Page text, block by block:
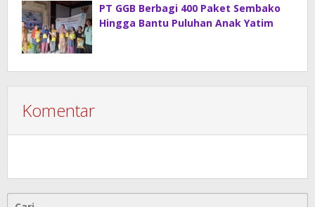
PT GGB Berbagi 400 Paket Sembako
Hingga Bantu Puluhan Anak Yatim
Komentar